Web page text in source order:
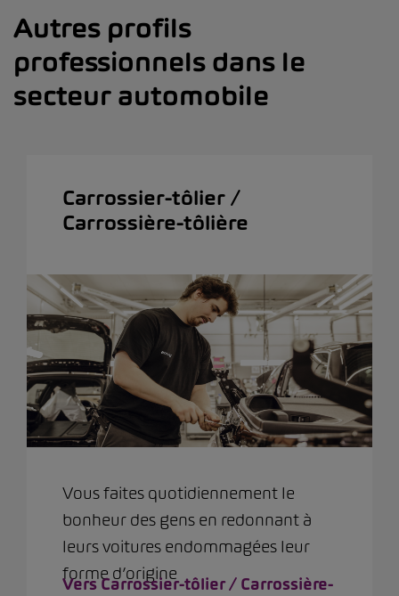
Autres profils
professionnels dans le
secteur automobile
Carrossier-tôlier /
Carrossière-tôlière
Vous faites quotidiennement le
bonheur des gens en redonnant à
leurs voitures endommagées leur
forme d’origine
Vers Carrossier-tôlier / Carrossière-